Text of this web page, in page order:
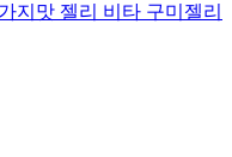
지맛 젤리 비타 구미젤리